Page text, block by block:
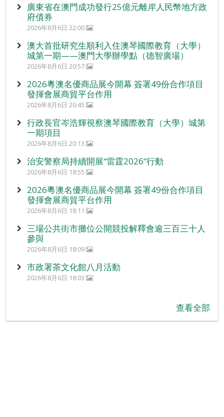
廣東省在澳門成功發行25億元離岸人民幣地方政
府債券
2026年8月6日 22:00
澳大首批研究生順利入住澳琴國際教育（大學）
城第一期——澳門大學辦學點（德智廣場）
2026年8月6日 20:57
2026粵澳名優商品展今開幕 簽署49份合作項目
發揮會展商貿平台作用
2026年8月6日 20:45
行政長官岑浩輝視察澳琴國際教育（大學）城第
一期項目
2026年8月6日 20:13
治安警察局持續開展“雷霆2026”行動
2026年8月6日 18:55
2026粵澳名優商品展今開幕 簽署49份合作項目
發揮會展商貿平台作用
2026年8月6日 18:11
三場公共街市攤位公開競投解釋會逾三百三十人
參與
2026年8月6日 18:09
市政署茶文化館八月活動
2026年8月6日 18:03
查看全部